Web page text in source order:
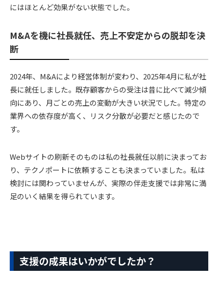
にはほとんど効果がない状態でした。
M&Aを機に社長就任、売上不安定からの脱却を決
断
2024年、M&Aにより経営体制が変わり、2025年4月に私が社
長に就任しました。既存顧客からの受注は昔に比べて減少傾
向にあり、月ごとの売上の変動が大きい状況でした。特定の
業界への依存度が高く、リスク分散が必要だと感じたので
す。
Webサイトの刷新そのものは私の社長就任以前に決まってお
り、テクノポートに依頼することも決まっていました。私は
検討には関わっていませんが、実際の伴走支援では非常に満
足のいく結果を得られています。
支援の成果はいかがでしたか？